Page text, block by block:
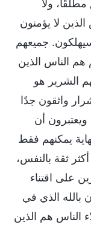
ولا
لا يؤمنون
جميعهم
هم الناس الذين
الشرير هو
واثقون جدًا
أن
يمكنهم فقط
ثقة بالنفس،
على اقتناء
بالله الذي في
الناس هم الذين